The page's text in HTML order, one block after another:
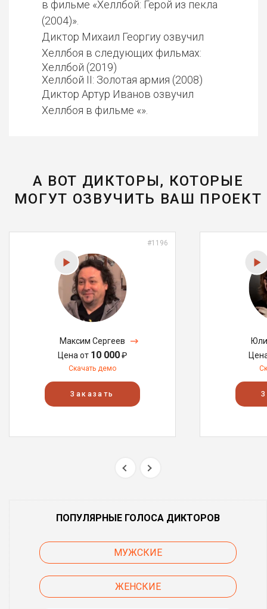
в фильме «Хеллбой: Герой из пекла
(2004)».
Диктор Михаил Георгиу озвучил
Хеллбоя в следующих фильмах:
Хеллбой (2019)
Хеллбой II: Золотая армия (2008)
Диктор Артур Иванов озвучил
Хеллбоя в фильме «».
А ВОТ ДИКТОРЫ, КОТОРЫЕ
МОГУТ ОЗВУЧИТЬ ВАШ ПРОЕКТ
#1196
Максим Сергеев
Цена от 10 000₽
Скачать демо
Заказать
ПОПУЛЯРНЫЕ ГОЛОСА ДИКТОРОВ
МУЖСКИЕ
ЖЕНСКИЕ